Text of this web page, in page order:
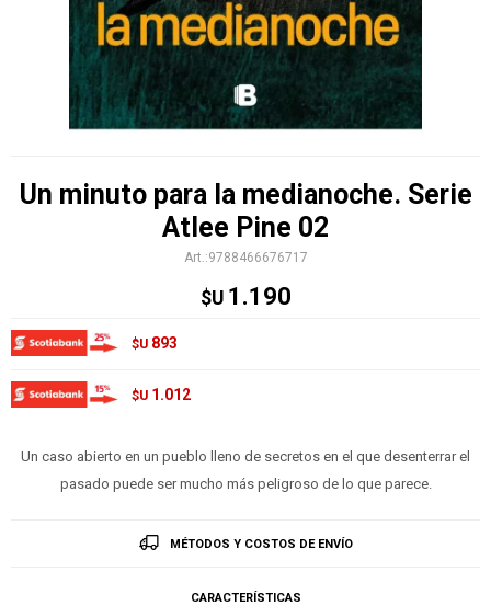
Un minuto para la medianoche. Serie
Atlee Pine 02
9788466676717
$U 1.190
$U 893
$U 1.012
Un caso abierto en un pueblo lleno de secretos en el que desenterrar el
pasado puede ser mucho más peligroso de lo que parece.
MÉTODOS Y COSTOS DE ENVÍO
CARACTERÍSTICAS